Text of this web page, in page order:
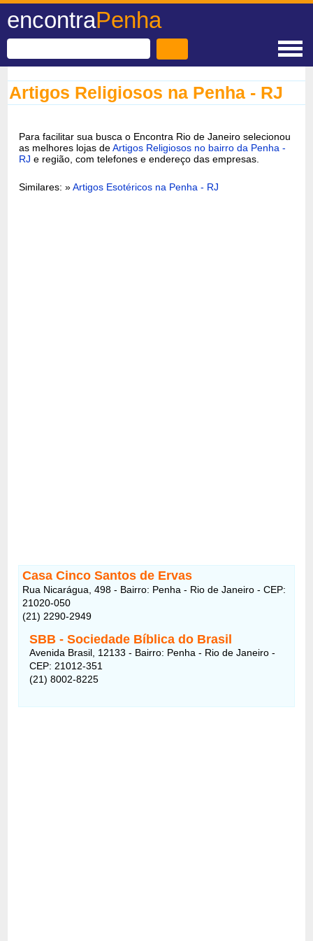
encontraPenha
Artigos Religiosos na Penha - RJ
Para facilitar sua busca o Encontra Rio de Janeiro selecionou
as melhores lojas deArtigos Religiosos no bairro da Penha -
RJ e região, com telefones e endereço das empresas.
Similares: »Artigos Esotéricos na Penha - RJ
Casa Cinco Santos de Ervas
Rua Nicarágua, 498 - Bairro: Penha - Rio de Janeiro - CEP:
21020-050
(21) 2290-2949
SBB - Sociedade Bíblica do Brasil
Avenida Brasil, 12133 - Bairro: Penha - Rio de Janeiro -
CEP: 21012-351
(21) 8002-8225